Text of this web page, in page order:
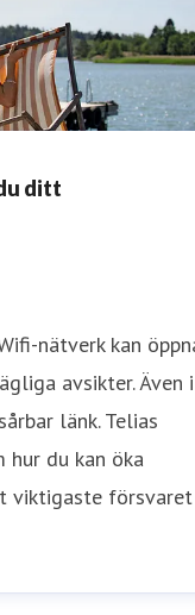
ditt
nätverk kan
avsikter. Även i
länk. Telias
hur du kan öka
viktigaste försvaret